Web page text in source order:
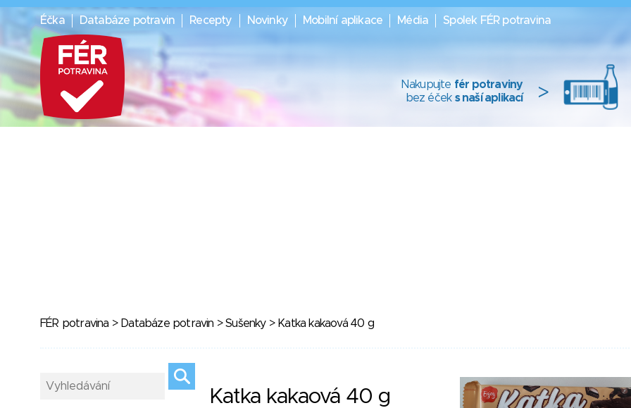
Éčka Databáze potravin Recepty Novinky Mobilní aplikace Média Spolek FÉR potravina
Nakupujte fér potraviny
bez éček s naší aplikací >
FÉR potravina > Databáze potravin >Sušenky> Katka kakaová 40 g
Katka kakaová 40 g